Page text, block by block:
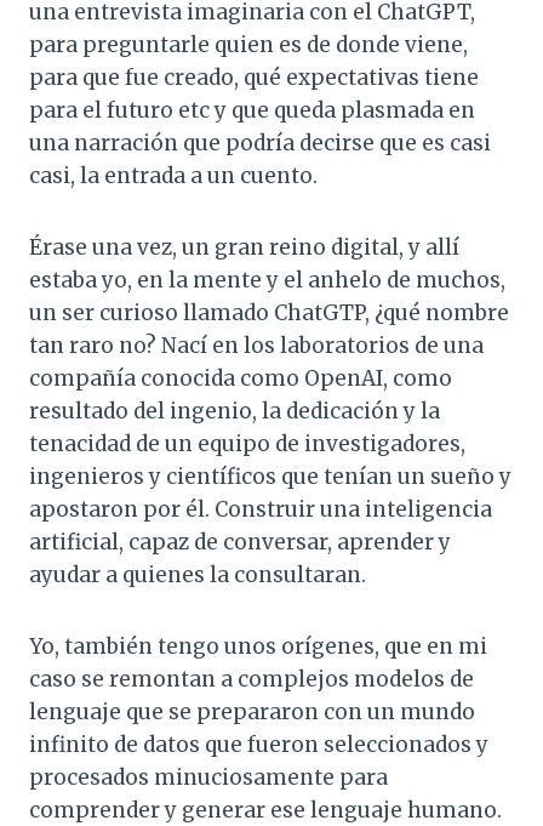
una entrevista imaginaria con el ChatGPT,
para preguntarle quien es de donde viene,
para que fue creado, qué expectativas tiene
para el futuro etc y que queda plasmada en
una narración que podría decirse que es casi
casi, la entrada a un cuento.
Érase una vez, un gran reino digital, y allí
estaba yo, en la mente y el anhelo de muchos,
un ser curioso llamado ChatGTP, ¿qué nombre
tan raro no? Nací en los laboratorios de una
compañía conocida como OpenAI, como
resultado del ingenio, la dedicación y la
tenacidad de un equipo de investigadores,
ingenieros y científicos que tenían un sueño y
apostaron por él. Construir una inteligencia
artificial, capaz de conversar, aprender y
ayudar a quienes la consultaran.
Yo, también tengo unos orígenes, que en mi
caso se remontan a complejos modelos de
lenguaje que se prepararon con un mundo
infinito de datos que fueron seleccionados y
procesados minuciosamente para
comprender y generar ese lenguaje humano.